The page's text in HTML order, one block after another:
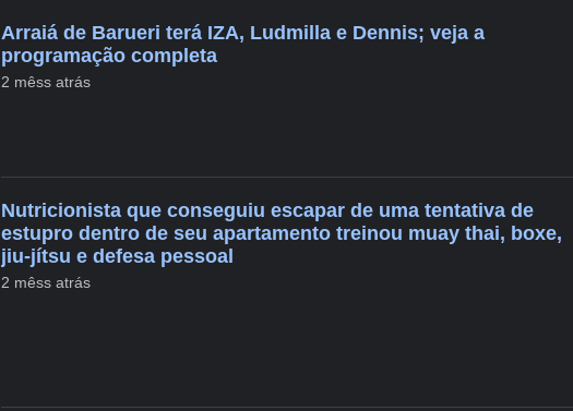
Arraiá de Barueri terá IZA, Ludmilla e Dennis; veja a
programação completa
2 mêss atrás
Nutricionista que conseguiu escapar de uma tentativa de
estupro dentro de seu apartamento treinou muay thai, boxe,
jiu-jítsu e defesa pessoal
2 mêss atrás